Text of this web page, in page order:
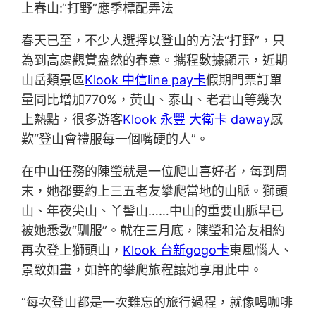
上春山:“打野”應季標配弄法
春天已至，不少人選擇以登山的方法“打野”，只
為到高處觀賞盎然的春意。攜程數據顯示，近期
山岳類景區Klook 中信line pay卡假期門票訂單
量同比增加770%，黃山、泰山、老君山等幾次
上熱點，很多游客Klook 永豐 大衛卡 daway感
歎“登山會禮服每一個嘴硬的人”。
在中山任務的陳瑩就是一位爬山喜好者，每到周
末，她都要約上三五老友攀爬當地的山脈。獅頭
山、年夜尖山、丫髻山……中山的重要山脈早已
被她悉數“馴服”。就在三月底，陳瑩和洽友相約
再次登上獅頭山， Klook 台新gogo卡東風惱人、
景致如畫，如許的攀爬旅程讓她享用此中。
“每次登山都是一次難忘的旅行過程，就像喝咖啡